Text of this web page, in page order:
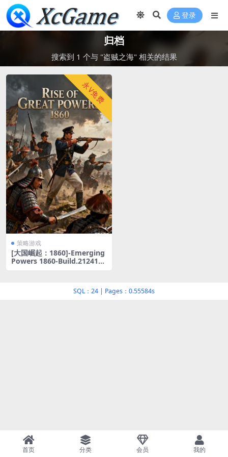
登录
归档
搜索到 1 个与 "盗贼之海" 相关的结果
永V免费
策略游戏
[大国崛起：1860]-Emerging
Powers 1860-Build.2124153
SQL：24 | Pages：0.55584s
首页 分类 会员 我的